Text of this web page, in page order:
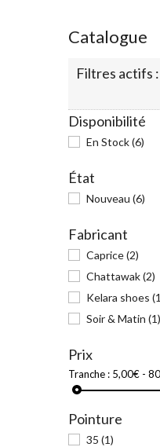
Catalogue
Filtres actifs :
Disponibilité
En Stock(6)
État
Nouveau (6)
Fabricant
Caprice(2)
Chattawak(2)
Kelara shoes
Soir & Matin (1)
Prix
Tranche : 5,00€ -
Pointure
35 (1)